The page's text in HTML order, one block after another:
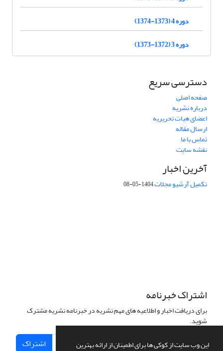
این وب سایت از کوکی ها برای اطمینان از ارائه بهترین
دوره 4 (1373-1374)
دوره 3 (1372-1373)
دسترسی سریع
صفحه اصلی
درباره نشریه
اعضای هیات تحریریه
ارسال مقاله
تماس با ما
نقشه سایت
آخرین اخبار
تکمیل آرشیو مجلات1404-05-08
اشتراک خبرنامه
برای دریافت اخبار و اطلاعیه های مهم نشریه در خبرنامه نشریه مشترک
شوید.
اشتراک